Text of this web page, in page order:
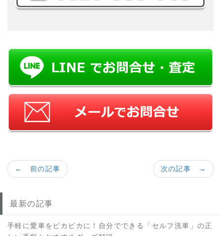
次の記事 →
← 前の記事
最新の記事
手軽に愛車をピカピカに！自分でできる「セルフ洗車」の正